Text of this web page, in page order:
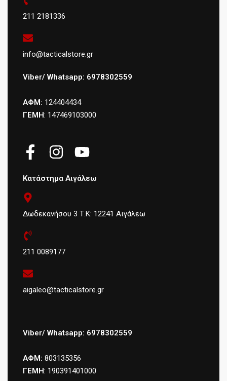
211 2181336
info@tacticalstore.gr
Viber/ Whatsapp: 6978302559
ΑΦΜ: 124404434
ΓΕΜΗ: 147469103000
Κατάστημα Αιγάλεω
Δωδεκανήσου 3 Τ.Κ: 12241 Αιγάλεω
211 0089177
aigaleo@tacticalstore.gr
Viber/ Whatsapp: 6978302559
ΑΦΜ: 803135356
ΓΕΜΗ: 190391401000